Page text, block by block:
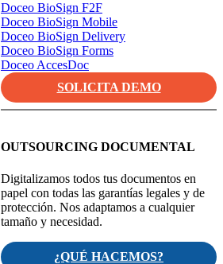
Doceo BioSign F2F
Doceo BioSign Mobile
Doceo BioSign Delivery
Doceo BioSign Forms
Doceo AccesDoc
SOLICITA DEMO
OUTSOURCING DOCUMENTAL
Digitalizamos todos tus documentos en
papel con todas las garantías legales y de
protección. Nos adaptamos a cualquier
tamaño y necesidad.
¿QUÉ HACEMOS?